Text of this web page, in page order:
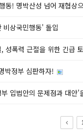
동! 명박산성 넘어 재협상
상국민행동' 돌입
성폭력 근절을 위한 긴급
박정부 심판하자!
입법안의 문제점과 대안'